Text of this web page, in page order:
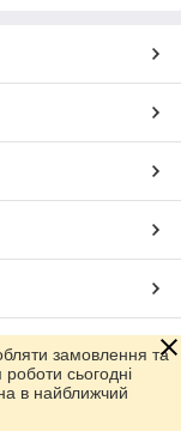
замовлення та
роботи сьогодні
в найближчий